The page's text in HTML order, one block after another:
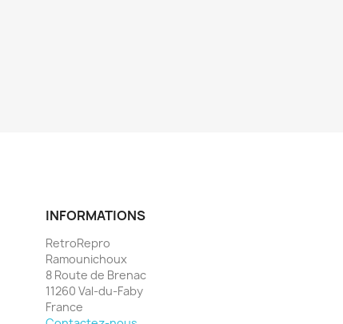
INFORMATIONS
RetroRepro
Ramounichoux
8 Route de Brenac
11260 Val-du-Faby
France